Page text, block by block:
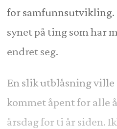
for samfunnsutvikling.
synet på ting som har
endret seg.
En slik utblåsning
kommet åpent for alle
årsdag for ti år siden.